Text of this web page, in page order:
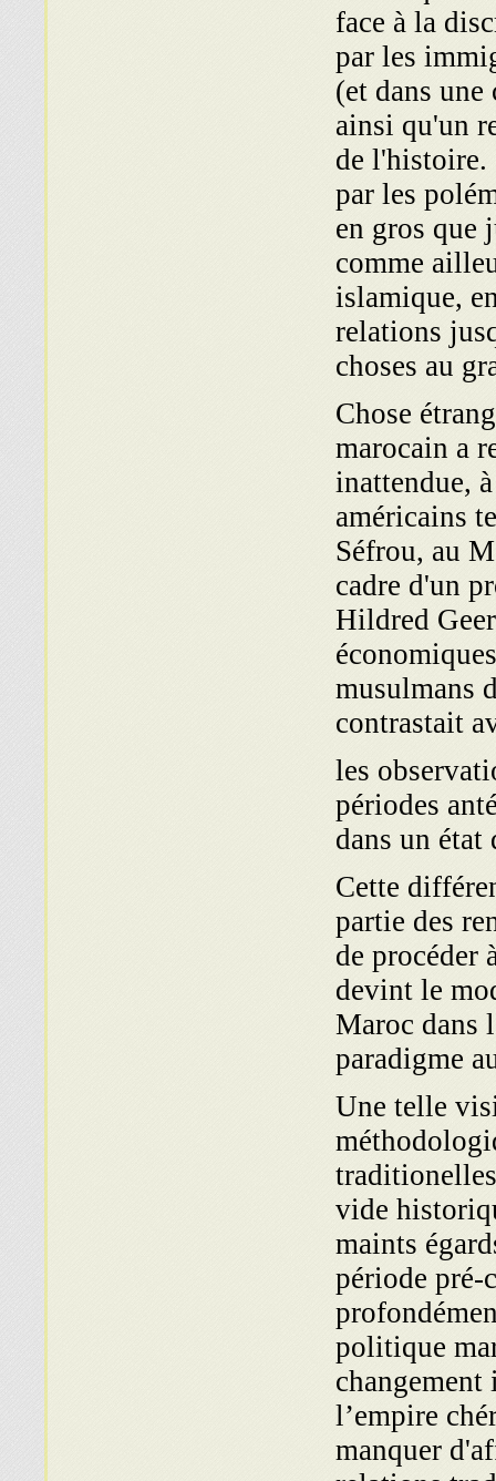
face à la
par les
(et dans une
ainsi qu'un
de l'histoire.
par les
en gros que
comme
islamique,
relations
choses au
Chose
marocain a
inattendue,
américains
Séfrou, au
cadre d'un
Hildred
musulmans
contrastait
les
périodes
dans un état
Cette
partie des
de procéder
devint le
Maroc dans
paradigme
Une telle
vide
maints
période pré-
politique
l’empire
manquer